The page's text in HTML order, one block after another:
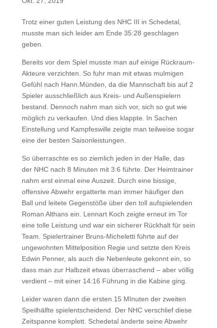
Trotz einer guten Leistung des NHC III in Schedetal,
musste man sich leider am Ende 35:28 geschlagen
geben.
Bereits vor dem Spiel musste man auf einige Rückraum-
Akteure verzichten. So fuhr man mit etwas mulmigen
Gefühl nach Hann.Münden, da die Mannschaft bis auf 2
Spieler ausschließlich aus Kreis- und Außenspielern
bestand. Dennoch nahm man sich vor, sich so gut wie
möglich zu verkaufen. Und dies klappte. In Sachen
Einstellung und Kampfeswille zeigte man teilweise sogar
eine der besten Saisonleistungen.
So überraschte es so ziemlich jeden in der Halle, das
der NHC nach 8 Minuten mit 3:6 führte. Der Heimtrainer
nahm erst einmal eine Auszeit. Durch eine bissige,
offensive Abwehr ergatterte man immer häufiger den
Ball und leitete Gegenstöße über den toll aufspielenden
Roman Althans ein. Lennart Koch zeigte erneut im Tor
eine tolle Leistung und war ein sicherer Rückhalt für sein
Team. Spielertrainer Bruns-Micheletti führte auf der
ungewohnten Mittelposition Regie und setzte den Kreis
Edwin Penner, als auch die Nebenleute gekonnt ein, so
dass man zur Halbzeit etwas überraschend – aber völlig
verdient – mit einer 14:16 Führung in die Kabine ging.
Leider waren dann die ersten 15 MInuten der zweiten
Speilhälfte spielentscheidend. Der NHC verschlief diese
Zeitspanne komplett. Schedetal änderte seine Abwehr